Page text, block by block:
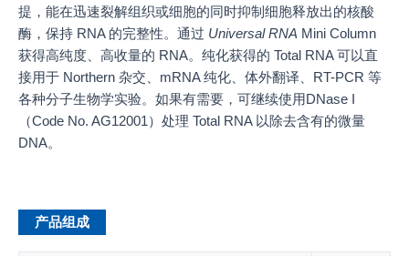
提，能在迅速裂解组织或细胞的同时抑制细胞释放出的核酸
酶，保持 RNA 的完整性。通过 Universal RNA Mini Column
获得高纯度、高收量的 RNA。纯化获得的 Total RNA 可以直
接用于 Northern 杂交、mRNA 纯化、体外翻译、RT-PCR 等
各种分子生物学实验。如果有需要，可继续使用DNase I
（Code No. AG12001）处理 Total RNA 以除去含有的微量
DNA。
产品组成